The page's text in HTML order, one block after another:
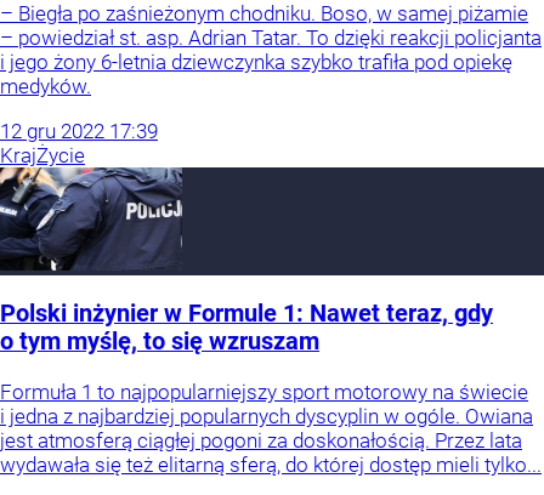
– Biegła po zaśnieżonym chodniku. Boso, w samej piżamie
– powiedział st. asp. Adrian Tatar. To dzięki reakcji policjanta
i jego żony 6-letnia dziewczynka szybko trafiła pod opiekę
medyków.
12 gru 2022 17:39
KrajŻycie
Polski inżynier w Formule 1: Nawet teraz, gdy
o tym myślę, to się wzruszam
Formuła 1 to najpopularniejszy sport motorowy na świecie
i jedna z najbardziej popularnych dyscyplin w ogóle. Owiana
jest atmosferą ciągłej pogoni za doskonałością. Przez lata
wydawała się też elitarną sferą, do której dostęp mieli tylko...